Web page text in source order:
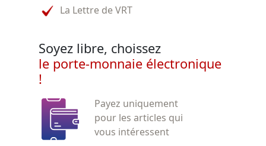
La Lettre de VRT
Soyez libre, choissez
le porte-monnaie électronique
!
Payez uniquement
pour les articles qui
vous intéressent